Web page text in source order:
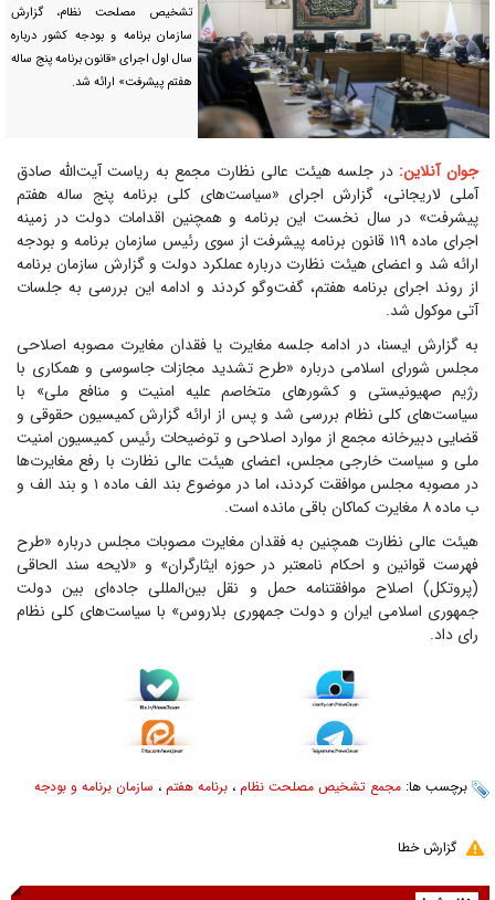
تشخیص مصلحت نظام، گزارش
سازمان برنامه و بودجه کشور درباره
سال اول اجرای «قانون برنامه پنج ساله
هفتم پیشرفت» ارائه شد.
جوان آنلاین: در جلسه هیئت عالی نظارت مجمع به ریاست آیت‌الله صادق
آملی لاریجانی، گزارش اجرای «سیاست‌های کلی برنامه پنج ساله هفتم
پیشرفت» در سال نخست این برنامه و همچنین اقدامات دولت در زمینه
اجرای ماده ۱۱۹ قانون برنامه پیشرفت از سوی رئیس سازمان برنامه و بودجه
ارائه شد و اعضای هیئت نظارت درباره عملکرد دولت و گزارش سازمان برنامه
از روند اجرای برنامه هفتم، گفت‌و‌گو کردند و ادامه این بررسی به جلسات
آتی موکول شد.
به گزارش ایسنا، در ادامه جلسه مغایرت یا فقدان مغایرت مصوبه اصلاحی
مجلس شورای اسلامی درباره «طرح تشدید مجازات جاسوسی و همکاری با
رژیم صهیونیستی و کشور‌های متخاصم علیه امنیت و منافع ملی» با
سیاست‌های کلی نظام بررسی شد و پس از ارائه گزارش کمیسیون حقوقی و
قضایی دبیرخانه مجمع از موارد اصلاحی و توضیحات رئیس کمیسیون امنیت
ملی و سیاست خارجی مجلس، اعضای هیئت عالی نظارت با رفع مغایرت‌ها
در مصوبه مجلس موافقت کردند، اما در موضوع بند الف ماده ۱ و بند الف و
ب ماده ۸ مغایرت کماکان باقی مانده است.
هیئت عالی نظارت همچنین به فقدان مغایرت مصوبات مجلس درباره «طرح
فهرست قوانین و احکام نامعتبر در حوزه ایثارگران» و «لایحه سند الحاقی
(پروتکل) اصلاح موافقتنامه حمل و نقل بین‌المللی جاده‌ای بین دولت
جمهوری اسلامی ایران و دولت جمهوری بلاروس» با سیاست‌های کلی نظام
رای داد.
برچسب ها: مجمع تشخیص مصلحت نظام ، برنامه هفتم ، سازمان برنامه و بودجه
گزارش خطا